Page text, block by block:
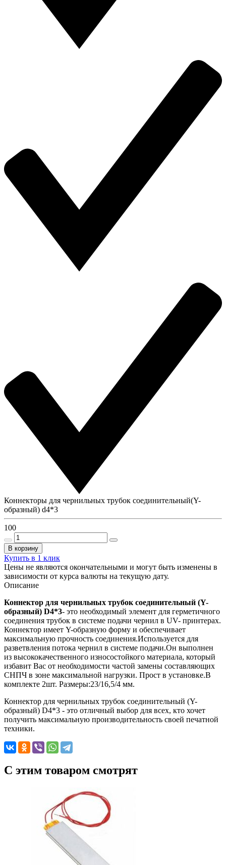
Коннекторы для чернильных трубок соединительный(Y-
образный) d4*3
100
В корзину
Купить в 1 клик
Цены не являются окончательными и могут быть изменены в
зависимости от курса валюты на текущую дату.
Описание
Коннектор для чернильных трубок соединительный (Y-
образный) D4*3- это необходимый элемент для герметичного
соединения трубок в системе подачи чернил в UV- принтерах.
Коннектор имеет Y-образную форму и обеспечивает
максимальную прочность соединения.Используется для
разветвления потока чернил в системе подачи.Он выполнен
из высококачественного износостойкого материала, который
избавит Вас от необходимости частой замены составляющих
СНПЧ в зоне максимальной нагрузки. Прост в установке.В
комплекте 2шт. Размеры:23/16,5/4 мм.
Коннектор для чернильных трубок соединительный (Y-
образный) D4*3 - это отличный выбор для всех, кто хочет
получить максимальную производительность своей печатной
техники.
C этим товаром смотрят